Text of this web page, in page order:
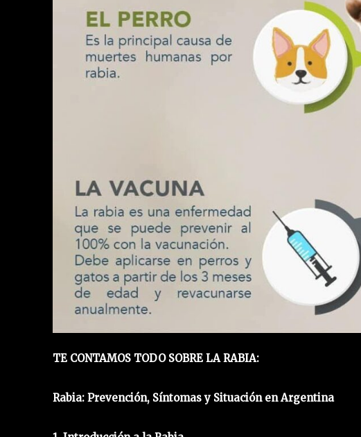
TE CONTAMOS TODO SOBRE LA RABIA:
Rabia: Prevención, Síntomas y Situación en Argentina